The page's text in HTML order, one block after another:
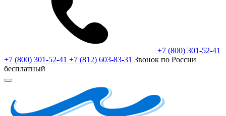
+7 (800) 301-52-41
+7 (800) 301-52-41 +7 (812) 603-83-31 Звонок по России
бесплатный